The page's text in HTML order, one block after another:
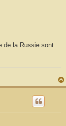
de la Russie sont